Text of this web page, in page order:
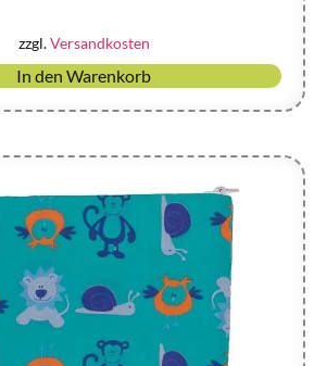
zzgl.Versandkosten
In den Warenkorb